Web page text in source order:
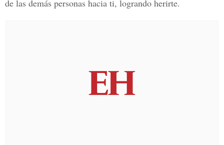
de las demás personas hacia ti, logrando herirte.